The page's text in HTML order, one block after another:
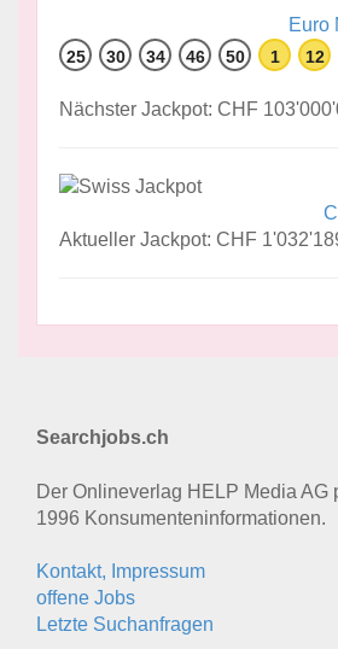
Euro
25 30 34 46 50 1 12
Nächster Jackpot: CHF
Aktueller Jackpot: CHF
Searchjobs.ch
Der Onlineverlag HELP Media AG
1996 Konsumenten­informationen.
Kontakt, Impressum
offene Jobs
Letzte Suchanfragen